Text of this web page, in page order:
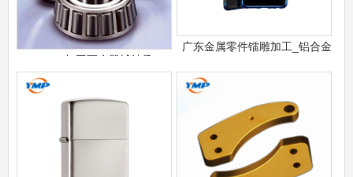
CNC加工医疗器械轴承
广东金属零件镭雕加工_铝合金